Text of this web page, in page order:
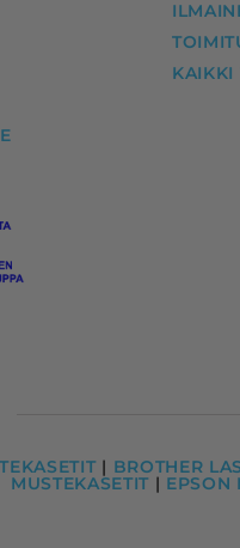
KAIKKI
| BROTHER
MUSTEKASETIT | EPSON